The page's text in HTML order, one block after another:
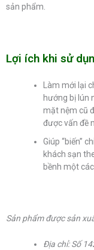
sản phẩm.
Lợi ích khi sử
Làm mới lại
hướng bị lún
mặt nệm cũ
được vấn đề
Giúp “biến”
khách sạn
bềnh một
Sản phẩm được sản
Địa chỉ: Số